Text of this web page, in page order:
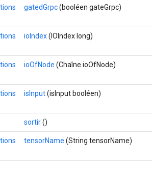
gatedGrpc(booléen gateGrpc)
ioIndex(IOIndex long)
ioOfNode (Chaîne ioOfNode)
isInput(isInput booléen)
sortir()
tensorName (String tensorName)